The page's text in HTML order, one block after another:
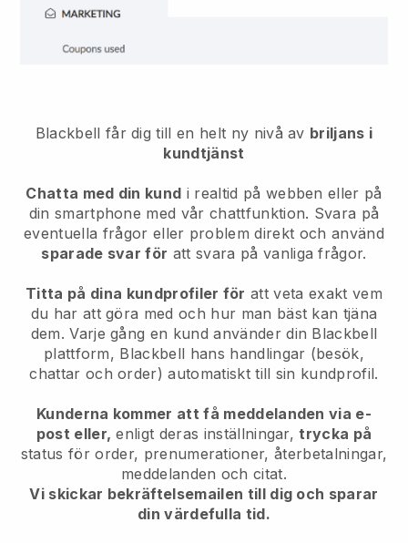
Blackbell får dig till en helt ny nivå av briljans i
kundtjänst
Chatta med din kund i realtid på webben eller på
din smartphone med vår chattfunktion. Svara på
eventuella frågor eller problem direkt och använd
sparade svar för att svara på vanliga frågor.
Titta på dina kundprofiler för att veta exakt vem
du har att göra med och hur man bäst kan tjäna
dem. Varje gång en kund använder din Blackbell
plattform, Blackbell hans handlingar (besök,
chattar och order) automatiskt till sin kundprofil.
Kunderna kommer att få meddelanden via e-
post eller, enligt deras inställningar,trycka på
status för order, prenumerationer, återbetalningar,
meddelanden och citat.
Vi skickar bekräftelsemailen till dig och sparar
din värdefulla tid.